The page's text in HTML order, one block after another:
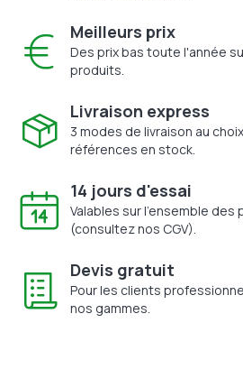
Meilleurs prix
Des prix bas toute l'année
produits.
Livraison express
3 modes de livraison au
références en stock.
14 jours d'essai
Valables sur l'ensemble des
(consultez nos CGV).
Devis gratuit
Pour les clients
nos gammes.